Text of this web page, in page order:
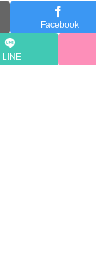
Facebook
LINE